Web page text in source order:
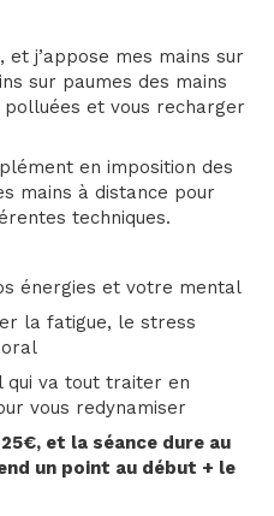
et j’appose mes mains sur
sur paumes des mains
et vous recharger
en imposition des
mains à distance pour
techniques.
énergies et votre mental
la fatigue, le stress
qui va tout traiter en
vous redynamiser
et la séance dure au
un point au début + le